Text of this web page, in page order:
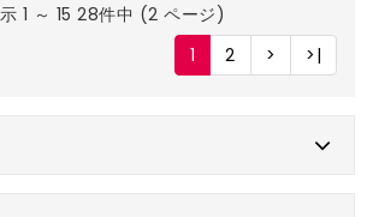
1 ～ 15 28件中 (2 ページ)
1
2 > >|